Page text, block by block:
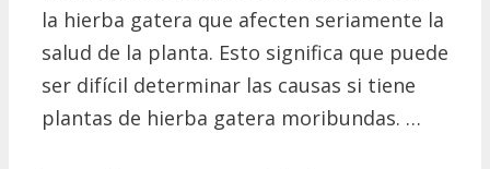
la hierba gatera que afecten seriamente la
salud de la planta. Esto significa que puede
ser difícil determinar las causas si tiene
plantas de hierba gatera moribundas. …